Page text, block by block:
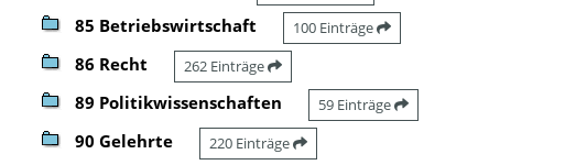
85 Betriebswirtschaft 100 Einträge
86 Recht 262 Einträge
89 Politikwissenschaften 59 Einträge
90 Gelehrte 220 Einträge